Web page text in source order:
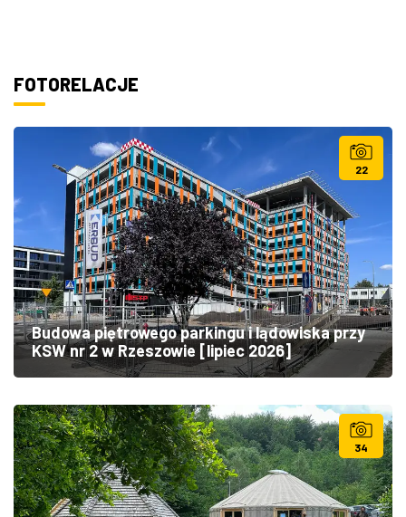
FOTORELACJE
22
Budowa piętrowego parkingu i lądowiska przy
KSW nr 2 w Rzeszowie [lipiec 2026]
34